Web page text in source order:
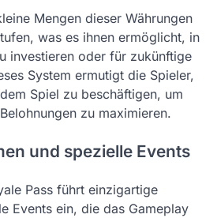
Mengen dieser Währungen
was es ihnen ermöglicht, in
investieren oder für zukünftige
System ermutigt die Spieler,
Spiel zu beschäftigen, um
zu maximieren.
und spezielle Events
Pass führt einzigartige
Events ein, die das Gameplay